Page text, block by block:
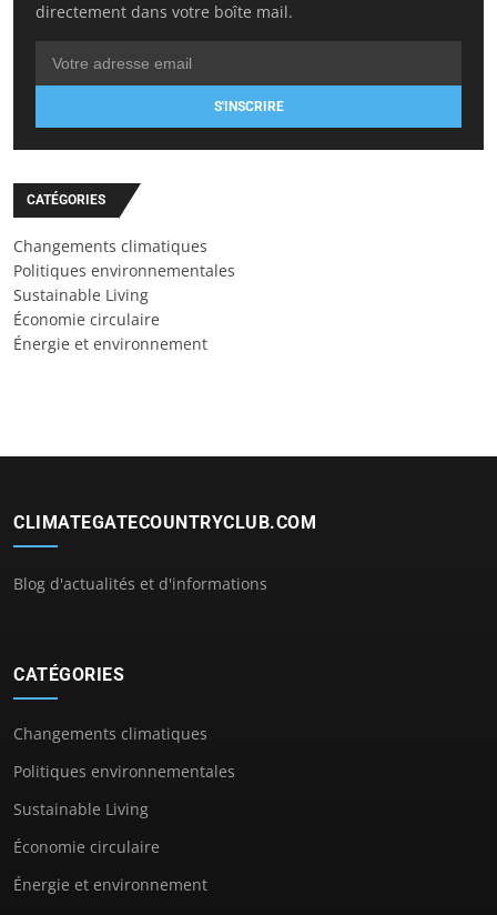
directement dans votre boîte mail.
S'INSCRIRE
CATÉGORIES
Changements climatiques
Politiques environnementales
Sustainable Living
Économie circulaire
Énergie et environnement
CLIMATEGATECOUNTRYCLUB.COM
Blog d'actualités et d'informations
CATÉGORIES
Changements climatiques
Politiques environnementales
Sustainable Living
Économie circulaire
Énergie et environnement